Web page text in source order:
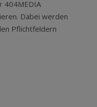
404MEDIA
Dabei werden
Pflichtfeldern